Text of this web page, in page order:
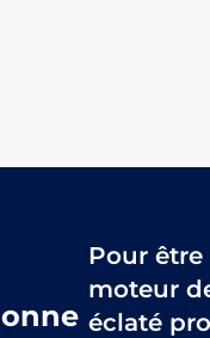
Pour
moteur
éclaté